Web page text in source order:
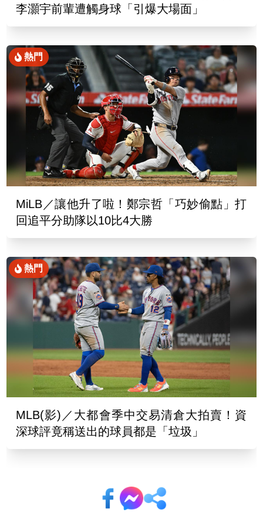
李灝宇前輩遭觸身球「引爆大場面」
熱門
MiLB／讓他升了啦！鄭宗哲「巧妙偷點」打
回追平分助隊以10比4大勝
熱門
MLB(影)／大都會季中交易清倉大拍賣！資
深球評竟稱送出的球員都是「垃圾」